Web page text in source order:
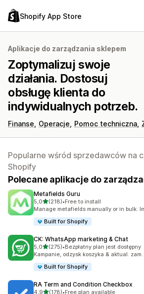
Shopify App Store
Aplikacje do zarządzania sklepem
Zoptymalizuj swoje
działania. Dostosuj
obsługę klienta do
indywidualnych potrzeb.
Finanse Operacje Pomoc techniczna
Popularne wśród sprzedawców na
Shopify
Polecane aplikacje do
Metafields Guru
5,0na 5 gwiazdek
(218)
Łączna liczba recenzji: 218
•Free to install
Manage metafields manually or in bulk.
Built for Shopify
CK: WhatsApp marketing & Chat
5,0na 5 gwiazdek
(275)
Łączna liczba recenzji: 275
•Bezpłatny plan jest dostępny
Kampanie, odzysk koszyka & aktual.
Built for Shopify
RA Term and Condition Checkbox
4,9na 5 gwiazdek
(178)•Free plan available